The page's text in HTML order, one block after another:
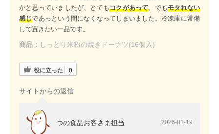
かと思っていましたが、とてもコクがあって 、でもモタれない
感じであっという間になくなってしまいました。冷凍庫に常備
して置きたい一品です。
商品： しっとり米粉の焼きドーナツ(16個入)
役に立った 0
サイトからの返信
つの食品お客さま担当 2026-01-19